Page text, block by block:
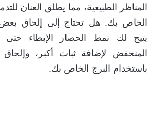
المناظر الطبيعية، مما يطلق العنان
الخاص بك. هل تحتاج إلى إلحاق
يتيح لك نمط الحصار الإبطاء حتى
المنخفض لإضافة ثبات أكبر،
باستخدام البرج الخاص بك.